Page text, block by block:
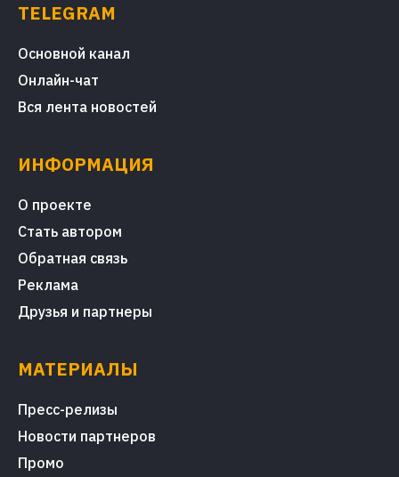
TELEGRAM
Основной канал
Онлайн-чат
Вся лента новостей
ИНФОРМАЦИЯ
О проекте
Стать автором
Обратная связь
Реклама
Друзья и партнеры
МАТЕРИАЛЫ
Пресс-релизы
Новости партнеров
Промо